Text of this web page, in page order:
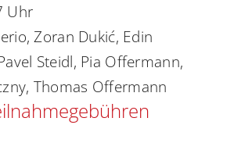
Uhr
Zoran Dukić, Edin
Steidl, Pia Offermann,
Thomas Offermann